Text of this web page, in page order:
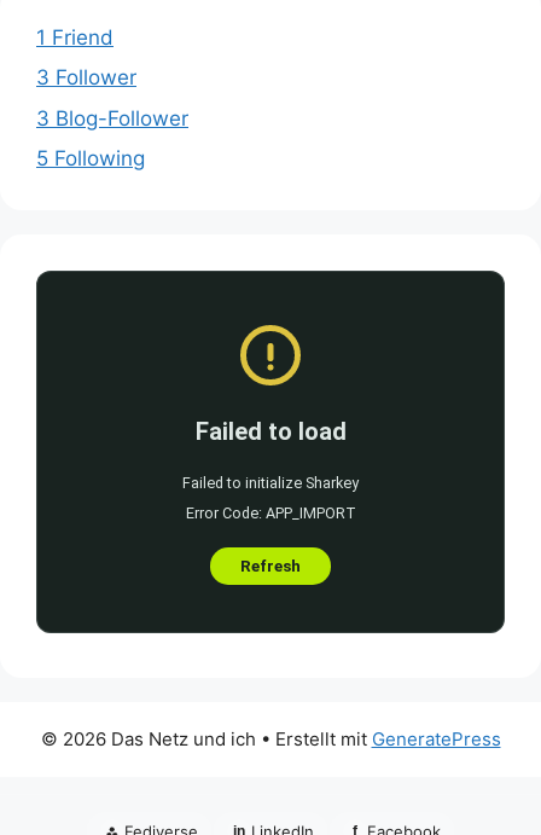
1 Friend
3 Follower
3 Blog-Follower
5 Following
© 2026 Das Netz und ich • Erstellt mit GeneratePress
Fediverse in LinkedIn f Facebook